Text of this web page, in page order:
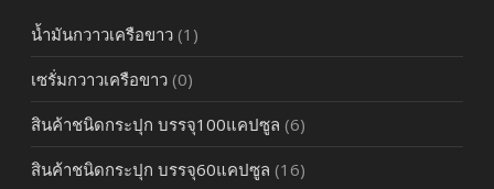
น้ำมันกวาวเครือขาว (1)
เซรั่มกวาวเครือขาว (0)
สินค้าชนิดกระปุก บรรจุ100แคปซูล (6)
สินค้าชนิดกระปุก บรรจุ60แคปซูล (16)